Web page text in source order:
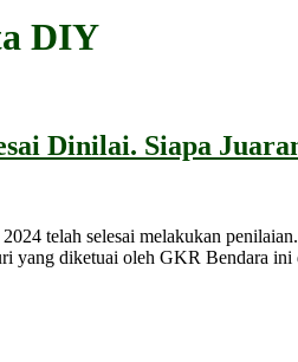
DIY
Dinilai. Siapa
telah selesai melakukan
yang diketuai oleh GKR Bendara